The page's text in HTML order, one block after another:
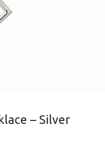
– Silver